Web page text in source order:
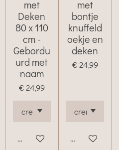
met
Deken
80 x 110
cm -
Gebordu
urd met
naam
€ 24,99
Bekijk details
met
bontje
knuffeld
oekje en
deken
€ 24,99
Bekijk details